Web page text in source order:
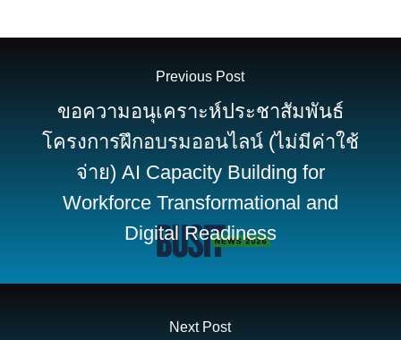
Previous Post
ขอความอนุเคราะห์ประชาสัมพันธ์
โครงการฝึกอบรมออนไลน์ (ไม่มีค่าใช้
จ่าย) AI Capacity Building for
Workforce Transformational and
Digital Readiness
Next Post